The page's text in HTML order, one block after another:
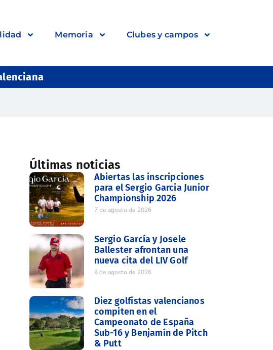
Memoria Clubes y campos
Últimas noticias
Abiertas las inscripciones
para el Sergio Garcia Junior
Championship 2026
7 de agosto de 2026
Sergio García y Josele
Ballester afrontan una
nueva cita del LIV Golf
6 de agosto de 2026
Diez golfistas valencianos
compiten en el
Campeonato de España
Sub-16 y Benjamín de Pitch
& Putt